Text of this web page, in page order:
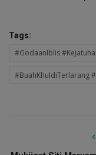
Tags:
#GodaanIblis
#BuahKhuldiTerlarang